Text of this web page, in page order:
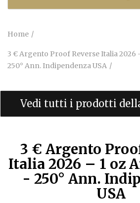
Home
3 € Argento Proof Reverse Italia 2026
250° Ann. Indipendenza USA
Vedi tutti i prodotti
3 € Argento
Italia 2026 – 1 oz
- 250° Ann.
USA